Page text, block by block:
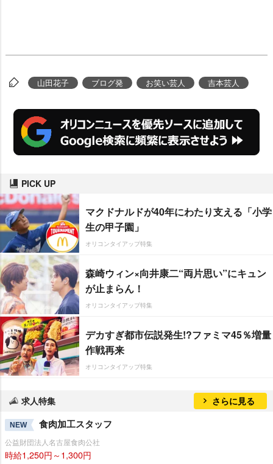
山田花子 ブログ発 お笑い芸人 吉本芸人
PICK UP
マクドナルドが40年にわたり支える「小学
生の甲子園」
オリコンタイアップ特集
森崎ウィン×向井康二“両片思い”にキュン
が止まらん！
オリコンタイアップ特集
デカすぎ都市伝説発生!?ファミマ45％増量
作戦再来
オリコンタイアップ特集
求人特集 さらに見る
NEW 食肉加工スタッフ
公益財団法人名古屋食肉公社
時給1,250円～1,300円